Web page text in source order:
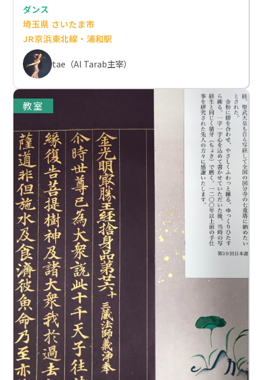
ダンス
埼玉県 さいたま市
JR京浜東北線・浦和駅
tae（Al Tarab主宰）
教室